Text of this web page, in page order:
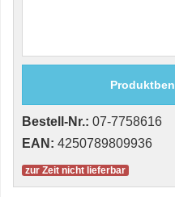
Bestell-Nr.: 07-7758616
EAN: 4250789809936
zur Zeit nicht lieferbar